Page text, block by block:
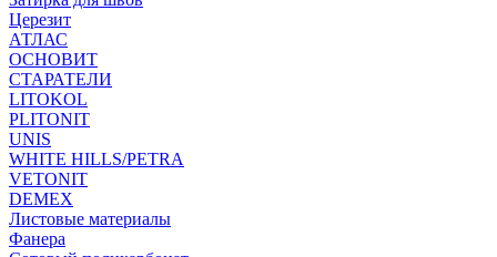
Церезит
АТЛАС
ОСНОВИТ
СТАРАТЕЛИ
LITOKOL
PLITONIT
UNIS
WHITE HILLS/PETRA
VETONIT
DEMEX
Листовые материалы
Фанера